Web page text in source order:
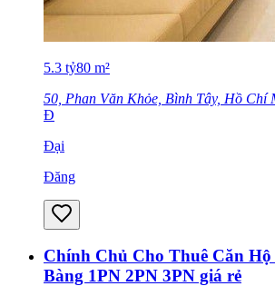
5.3 tỷ80 m²
50, Phan Văn Khỏe, Bình Tây, Hồ Chí
Đ
Đại
Đăng
Chính Chủ Cho Thuê Căn
Bàng 1PN 2PN 3PN giá rẻ